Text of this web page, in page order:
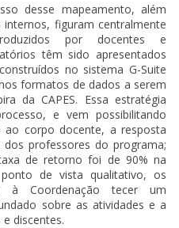
desse mapeamento, além
figuram centralmente
por docentes e
têm sido apresentados
no sistema G-Suite
formatos de dados a serem
da CAPES. Essa estratégia
e vem possibilitando
corpo docente, a resposta
professores do programa;
de retorno foi de 90% na
de vista qualitativo, os
à Coordenação tecer um
sobre as atividades e a
discentes.